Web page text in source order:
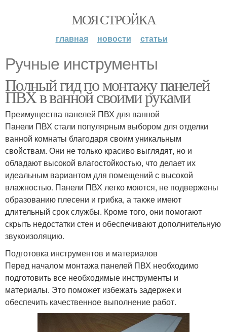
МОЯ СТРОЙКА
главная новости статьи
Ручные инструменты
Полный гид по монтажу панелей
ПВХ в ванной своими руками
Преимущества панелей ПВХ для ванной
Панели ПВХ стали популярным выбором для отделки
ванной комнаты благодаря своим уникальным
свойствам. Они не только красиво выглядят, но и
обладают высокой влагостойкостью, что делает их
идеальным вариантом для помещений с высокой
влажностью. Панели ПВХ легко моются, не подвержены
образованию плесени и грибка, а также имеют
длительный срок службы. Кроме того, они помогают
скрыть недостатки стен и обеспечивают дополнительную
звукоизоляцию.
Подготовка инструментов и материалов
Перед началом монтажа панелей ПВХ необходимо
подготовить все необходимые инструменты и
материалы. Это поможет избежать задержек и
обеспечить качественное выполнение работ.